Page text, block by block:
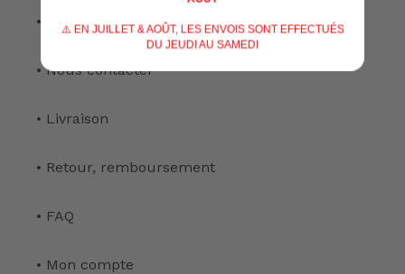
• Notre atelier
• Nous contacter
• Livraison
• Retour, remboursement
• FAQ
• Mon compte
⚠️ EN JUILLET & AOÛT, LES ENVOIS SONT EFFECTUÉS
DU JEUDI AU SAMEDI